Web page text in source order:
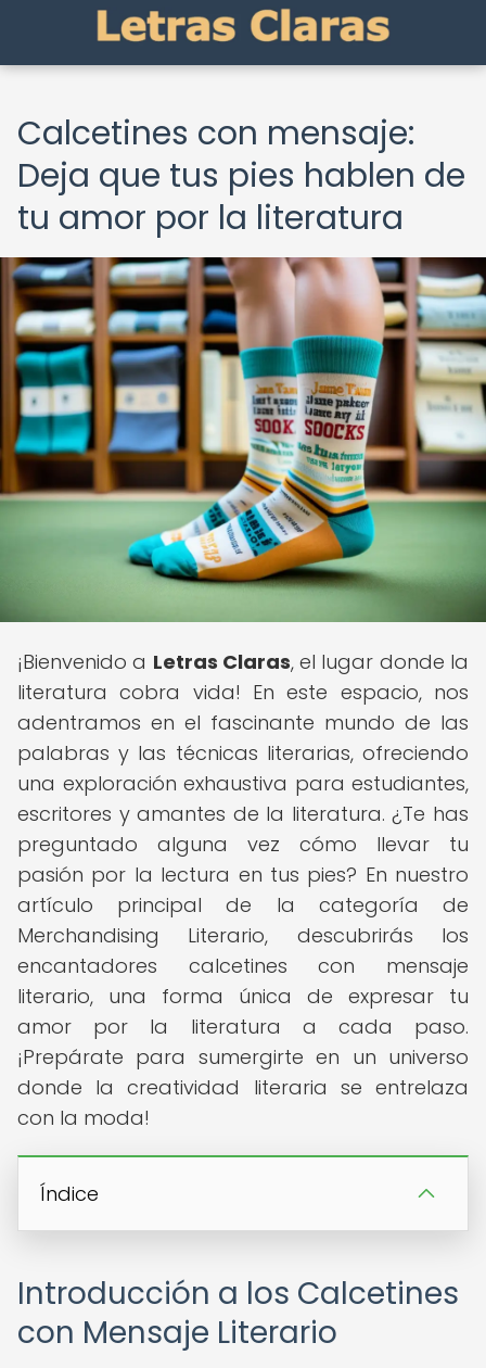
Calcetines con mensaje:
Deja que tus pies hablen de
tu amor por la literatura
¡Bienvenido a Letras Claras, el lugar donde la
literatura cobra vida! En este espacio, nos
adentramos en el fascinante mundo de las
palabras y las técnicas literarias, ofreciendo
una exploración exhaustiva para estudiantes,
escritores y amantes de la literatura. ¿Te has
preguntado alguna vez cómo llevar tu
pasión por la lectura en tus pies? En nuestro
artículo principal de la categoría de
Merchandising Literario, descubrirás los
encantadores calcetines con mensaje
literario, una forma única de expresar tu
amor por la literatura a cada paso.
¡Prepárate para sumergirte en un universo
donde la creatividad literaria se entrelaza
con la moda!
Índice
Introducción a los Calcetines
con Mensaje Literario